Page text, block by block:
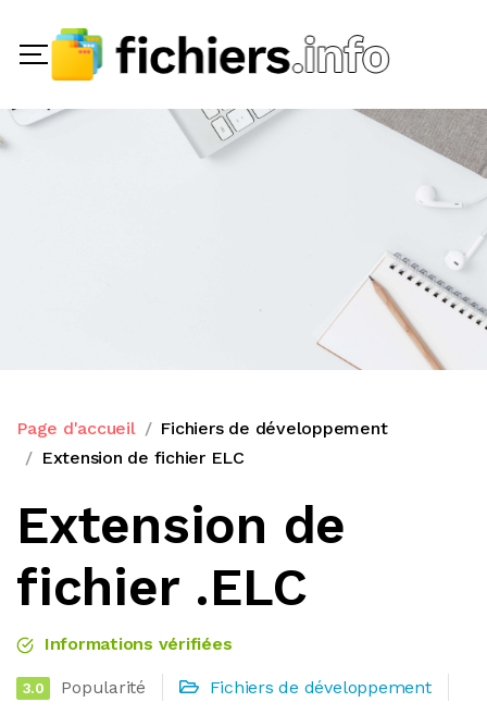
Page d'accueil
Fichiers de développement
Extension de fichier ELC
Extension de
fichier .ELC
Informations vérifiées
3.0 Popularité Fichiers de développement